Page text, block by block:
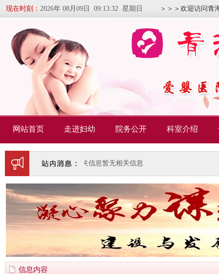
现在时刻： 2026年 08月09日 09:13:33 星期日 ＞＞＞欢迎访问青
网站首页 走进妇幼 院务公开 科室介绍
暂无相关信息暂无相关信息
信息内容